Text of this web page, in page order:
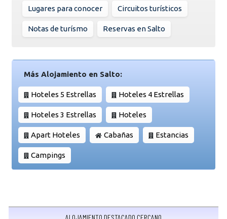
Lugares para conocer Circuitos turísticos
Notas de turísmo Reservas en Salto
Más Alojamiento en Salto:
Hoteles 5 Estrellas Hoteles 4 Estrellas
Hoteles 3 Estrellas Hoteles
Apart Hoteles Cabañas Estancias
Campings